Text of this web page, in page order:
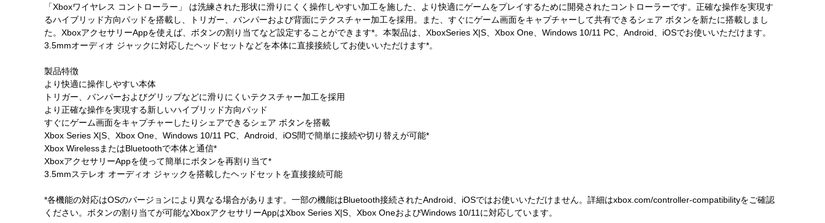
「Xboxワイヤレス コントローラー」 は洗練された形状に滑りにくく操作しやすい加工を施した、より快適にゲームをプレイするために開発されたコントローラーです。正確な操作を実現す
るハイブリッド方向パッドを搭載し、トリガー、バンパーおよび背面にテクスチャー加工を採用。また、すぐにゲーム画面をキャプチャーして共有できるシェア ボタンを新たに搭載しまし
た。XboxアクセサリーAppを使えば、ボタンの割り当てなど設定することができます*。本製品は、XboxSeries X|S、Xbox One、Windows 10/11 PC、Android、iOSでお使いいただけます。
3.5mmオーディオ ジャックに対応したヘッドセットなどを本体に直接接続してお使いいただけます*。
製品特徴
より快適に操作しやすい本体
トリガー、バンパーおよびグリップなどに滑りにくいテクスチャー加工を採用
より正確な操作を実現する新しいハイブリッド方向パッド
すぐにゲーム画面をキャプチャーしたりシェアできるシェア ボタンを搭載
Xbox Series X|S、Xbox One、Windows 10/11 PC、Android、iOS間で簡単に接続や切り替えが可能*
Xbox WirelessまたはBluetoothで本体と通信*
XboxアクセサリーAppを使って簡単にボタンを再割り当て*
3.5mmステレオ オーディオ ジャックを搭載したヘッドセットを直接接続可能
*各機能の対応はOSのバージョンにより異なる場合があります。一部の機能はBluetooth接続されたAndroid、iOSではお使いいただけません。詳細はxbox.com/controller-compatibilityをご確認
ください。ボタンの割り当てが可能なXboxアクセサリーAppはXbox Series X|S、Xbox OneおよびWindows 10/11に対応しています。